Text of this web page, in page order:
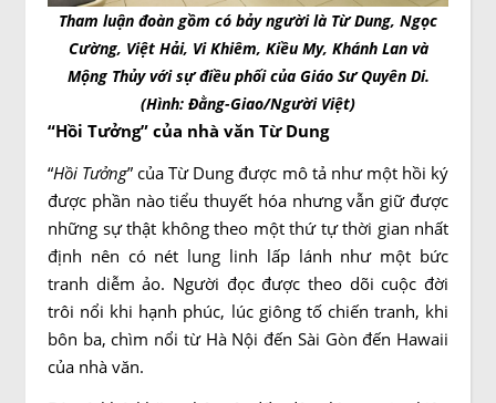
Tham luận đoàn gồm có bảy người là Từ Dung, Ngọc
Cường, Việt Hải, Vi Khiêm, Kiều My, Khánh Lan và
Mộng Thủy với sự điều phối của Giáo Sư Quyên Di.
(Hình: Đằng-Giao/Người Việt)
“Hồi Tưởng” của nhà văn Từ Dung
“Hồi Tưởng” của Từ Dung được mô tả như một hồi ký
được phần nào tiểu thuyết hóa nhưng vẫn giữ được
những sự thật không theo một thứ tự thời gian nhất
định nên có nét lung linh lấp lánh như một bức
tranh diễm ảo. Người đọc được theo dõi cuộc đời
trôi nổi khi hạnh phúc, lúc giông tố chiến tranh, khi
bôn ba, chìm nổi từ Hà Nội đến Sài Gòn đến Hawaii
của nhà văn.